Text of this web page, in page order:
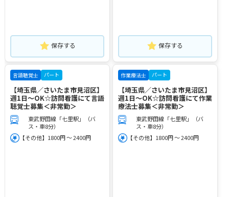
保存する 保存する
言語聴覚士 パート
【埼玉県／さいたま市見沼区】
週1日～OK☆訪問看護にて言語
聴覚士募集＜非常勤＞
東武野田線「七里駅」（バ
ス・車8分）
【その他】1800円 ～ 2400円
作業療法士 パート
【埼玉県／さいたま市見沼区】
週1日～OK☆訪問看護にて作業
療法士募集＜非常勤＞
東武野田線「七里駅」（バ
ス・車8分）
【その他】1800円 ～ 2400円